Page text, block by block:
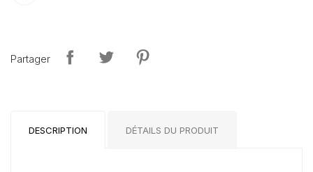
Partager
DESCRIPTION DÉTAILS DU PRODUIT